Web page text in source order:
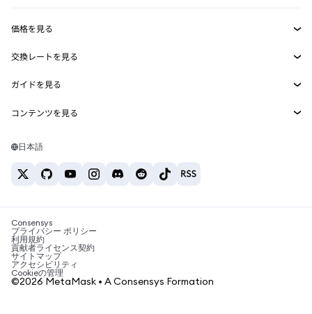
MetaMask Connect
Snaps
Web3サービス
セキュリティ
サポート
キャリア
お問い合わせ
価格を見る
イーサリアムの価格
Solanaの価格
Tetherの価格
交換レートを見る
ETH→USD
USDT→INR
BTC→INR
ETH→USDT
ガイドを見る
ETHの購入
USDTの購入
SHIBの購入
BNBの購入
コンテンツを見る
Solanaウォレット
税制関連ニュース
暗号資産の購入方法は？
ビットコインを売るには？
日本語
Consensys
プライバシー ポリシー
利用規約
貢献者ライセンス契約
サイトマップ
アクセシビリティ
Cookieの管理
©2026 MetaMask • A Consensys Formation